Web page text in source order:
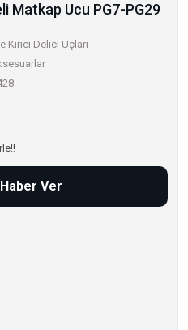
Matkap Ucu PG7-PG29
Kırıcı Delici Uçları
Ver